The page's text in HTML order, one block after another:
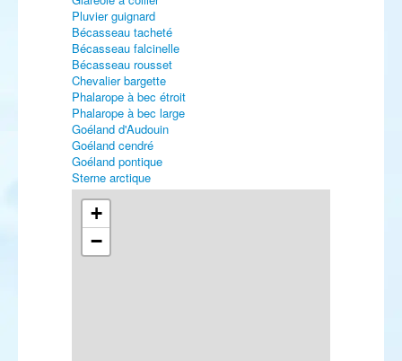
Pluvier guignard
Bécasseau tacheté
Bécasseau falcinelle
Bécasseau rousset
Chevalier bargette
Phalarope à bec étroit
Phalarope à bec large
Goéland d'Audouin
Goéland cendré
Goéland pontique
Sterne arctique
Guillemot à miroir
Martinet cafre
Ammomane élégante
Cochevis de Thékla
Alouette haussecol
+
−